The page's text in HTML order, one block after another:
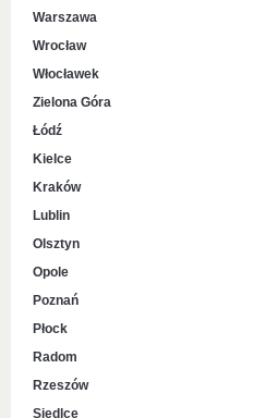
Warszawa
Wrocław
Włocławek
Zielona Góra
Łódź
Kielce
Kraków
Lublin
Olsztyn
Opole
Poznań
Płock
Radom
Rzeszów
Siedlce